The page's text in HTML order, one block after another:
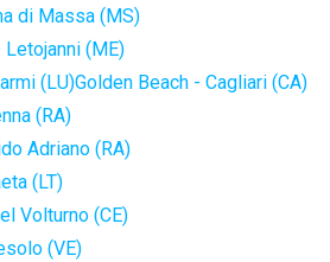
di Massa (MS)
(ME)
(LU)Golden Beach - Cagliari (CA)
(RA)
Adriano (RA)
(LT)
Volturno (CE)
(VE)